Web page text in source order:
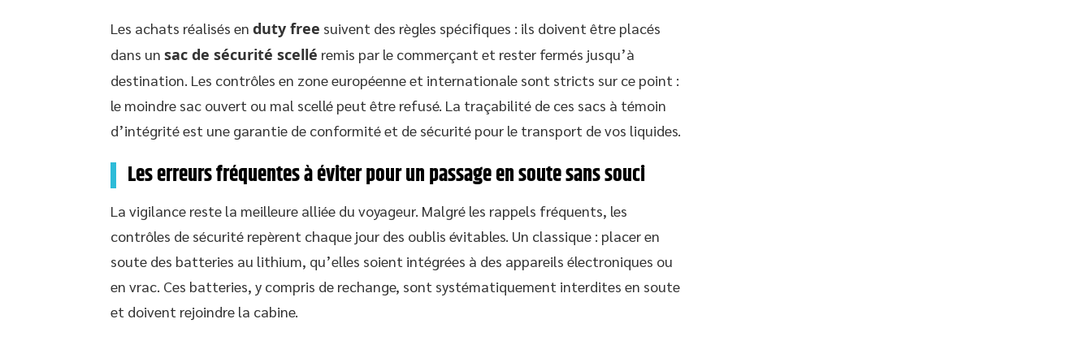
Les achats réalisés en duty free suivent des règles spécifiques : ils doivent être placés
dans un sac de sécurité scellé remis par le commerçant et rester fermés jusqu’à
destination. Les contrôles en zone européenne et internationale sont stricts sur ce point :
le moindre sac ouvert ou mal scellé peut être refusé. La traçabilité de ces sacs à témoin
d’intégrité est une garantie de conformité et de sécurité pour le transport de vos liquides.
Les erreurs fréquentes à éviter pour un passage en soute sans souci
La vigilance reste la meilleure alliée du voyageur. Malgré les rappels fréquents, les
contrôles de sécurité repèrent chaque jour des oublis évitables. Un classique : placer en
soute des batteries au lithium, qu’elles soient intégrées à des appareils électroniques ou
en vrac. Ces batteries, y compris de rechange, sont systématiquement interdites en soute
et doivent rejoindre la cabine.